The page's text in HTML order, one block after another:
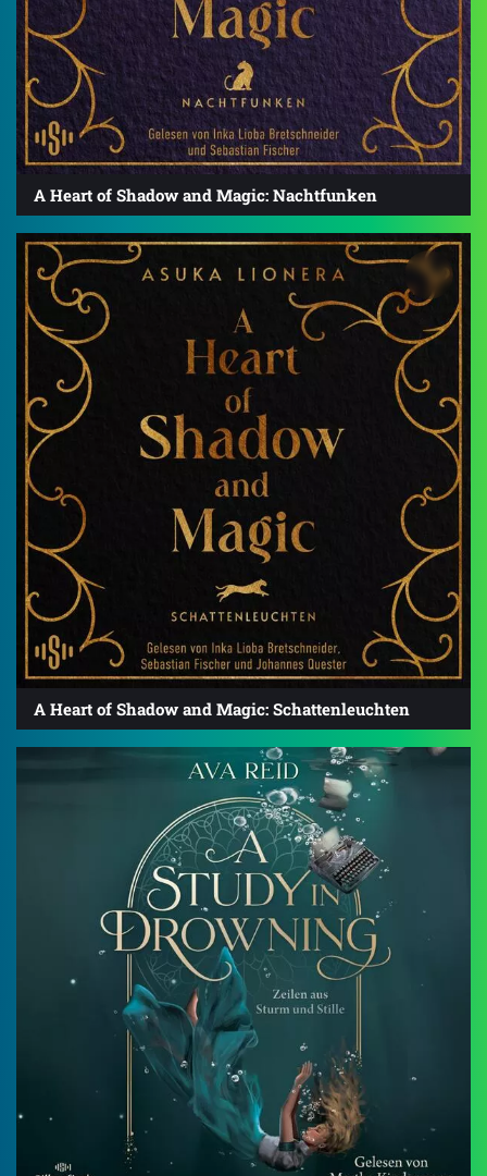
A Heart of Shadow and Magic: Nachtfunken
A Heart of Shadow and Magic: Schattenleuchten